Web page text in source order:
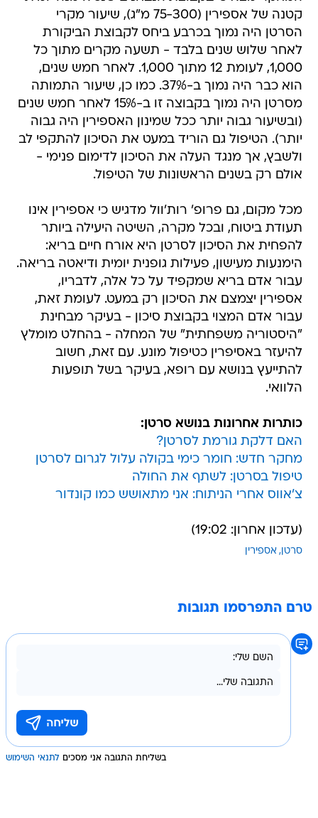
קטנה של אספירין (75-300 מ"ג), שיעור מקרי
הסרטן היה נמוך בכרבע ביחס לקבוצת הביקורת
לאחר שלוש שנים בלבד - תשעה מקרים מתוך כל
1,000, לעומת 12 מתוך 1,000. לאחר חמש שנים,
הוא כבר היה נמוך ב-37%. כמו כן, שיעור התמותה
מסרטן היה נמוך בקבוצה זו ב-15% לאחר חמש שנים
(ובשיעור גבוה יותר ככל שמינון האספירין היה גבוה
יותר). הטיפול גם הוריד במעט את הסיכון להתקפי לב
ולשבץ, אך מנגד העלה את הסיכון לדימום פנימי -
אולם רק בשנים הראשונות של הטיפול.
מכל מקום, גם פרופ' רות'וול מדגיש כי אספירין אינו
תעודת ביטוח, ובכל מקרה, השיטה היעילה ביותר
להפחית את הסיכון לסרטן היא אורח חיים בריא:
הימנעות מעישון, פעילות גופנית יומית ודיאטה בריאה.
עבור אדם בריא שמקפיד על כל אלה, לדבריו,
אספירין יצמצם את הסיכון רק במעט. לעומת זאת,
עבור אדם המצוי בקבוצת סיכון - בעיקר מבחינת
"היסטוריה משפחתית" של המחלה - בהחלט מומלץ
להיעזר באסיפרין כטיפול מונע. עם זאת, חשוב
להתייעץ בנושא עם רופא, בעיקר בשל תופעות
הלוואי.
כותרות אחרונות בנושא סרטן:
האם דלקת גורמת לסרטן?
מחקר חדש: חומר כימי בקולה עלול לגרום לסרטן
טיפול בסרטן: לשתף את החולה
צ'אווס אחרי הניתוח: אני מתאושש כמו קונדור
(עדכון אחרון: 19:02)
סרטן אספירין
טרם התפרסמו תגובות
בשליחת התגובה אני מסכים לתנאי השימוש